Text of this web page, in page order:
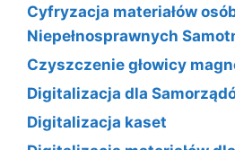
Cyfryzacja materiałów
Niepełnosprawnych
Czyszczenie głowicy
Digitalizacja dla
Digitalizacja kaset